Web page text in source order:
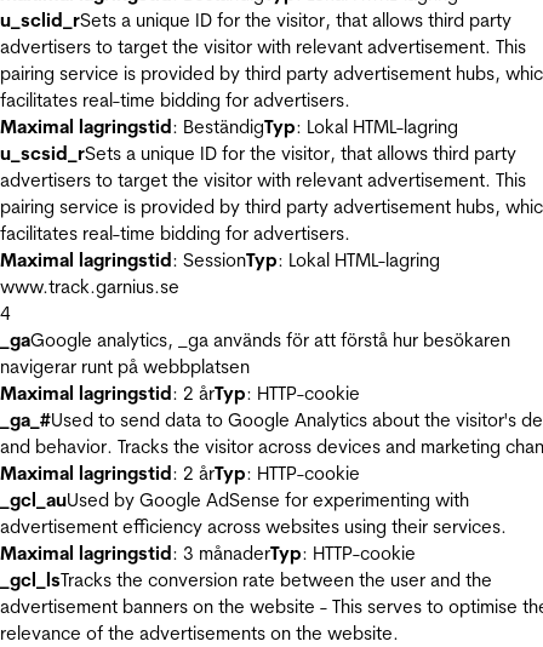
u_sclid_rSets a unique ID for the visitor, that allows third party
advertisers to target the visitor with relevant advertisement. This
pairing service is provided by third party advertisement hubs,
facilitates real-time bidding for advertisers.
Maximal lagringstid: BeständigTyp: Lokal HTML-lagring
u_scsid_rSets a unique ID for the visitor, that allows third party
advertisers to target the visitor with relevant advertisement. This
pairing service is provided by third party advertisement hubs,
facilitates real-time bidding for advertisers.
Maximal lagringstid: SessionTyp: Lokal HTML-lagring
www.track.garnius.se
4
_gaGoogle analytics, _ga används för att förstå hur besökaren
navigerar runt på webbplatsen
Maximal lagringstid: 2 årTyp: HTTP-cookie
_ga_#Used to send data to Google Analytics about the visitor's
and behavior. Tracks the visitor across devices and marketing
Maximal lagringstid: 2 årTyp: HTTP-cookie
_gcl_auUsed by Google AdSense for experimenting with
advertisement efficiency across websites using their services.
Maximal lagringstid: 3 månaderTyp: HTTP-cookie
_gcl_lsTracks the conversion rate between the user and the
advertisement banners on the website - This serves to optimise
relevance of the advertisements on the website.